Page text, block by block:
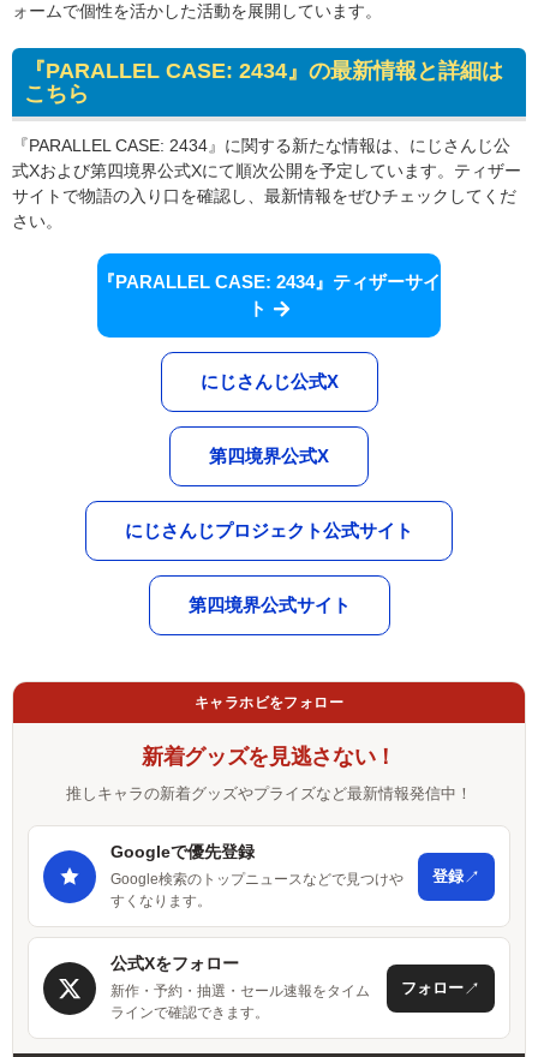
ォームで個性を活かした活動を展開しています。
『PARALLEL CASE: 2434』の最新情報と詳細は
こちら
『PARALLEL CASE: 2434』に関する新たな情報は、にじさんじ公
式Xおよび第四境界公式Xにて順次公開を予定しています。ティザー
サイトで物語の入り口を確認し、最新情報をぜひチェックしてくだ
さい。
『PARALLEL CASE: 2434』ティザーサイ
ト
にじさんじ公式X
第四境界公式X
にじさんじプロジェクト公式サイト
第四境界公式サイト
キャラホビをフォロー
新着グッズを見逃さない！
推しキャラの新着グッズやプライズなど最新情報発信中！
Googleで優先登録
Google検索のトップニュースなどで見つけや
すくなります。
登録↗
公式Xをフォロー
新作・予約・抽選・セール速報をタイム
ラインで確認できます。
フォロー↗